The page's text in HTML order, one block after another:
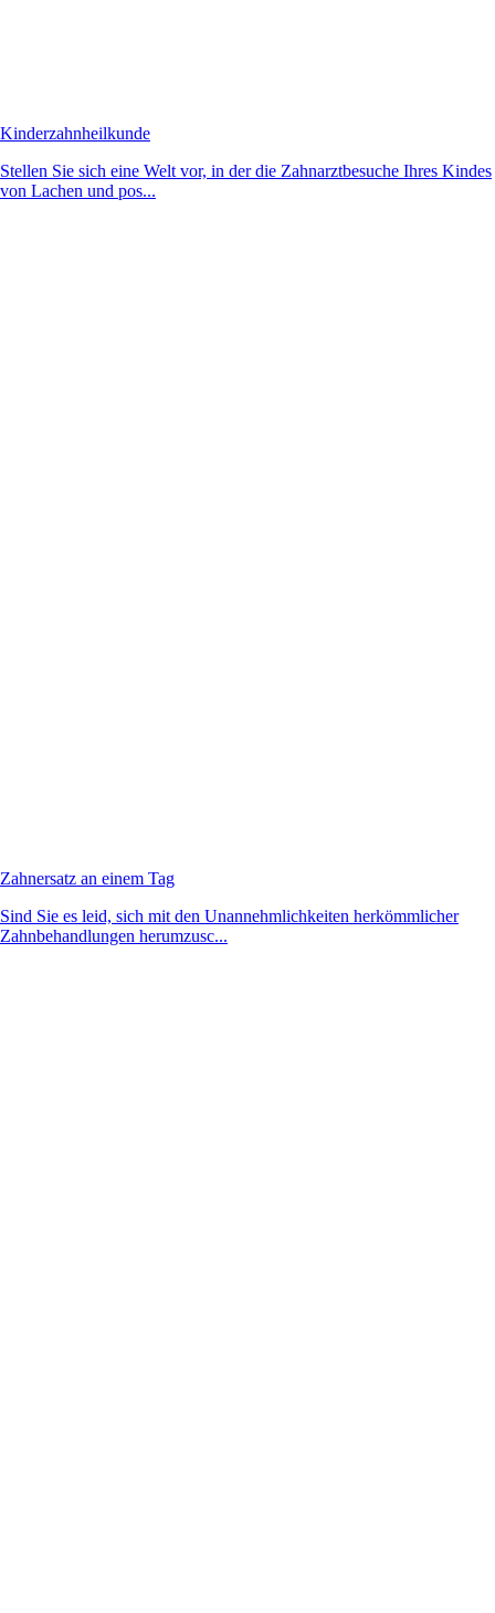
Kinderzahnheilkunde
Stellen Sie sich eine Welt vor, in der die Zahnarztbesuche Ihres Kindes
von Lachen und pos...
Zahnersatz an einem Tag
Sind Sie es leid, sich mit den Unannehmlichkeiten herkömmlicher
Zahnbehandlungen herumzusc...